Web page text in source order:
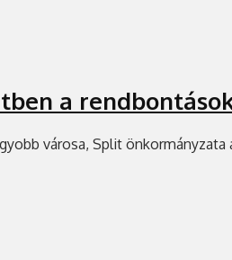
a
városa, Split